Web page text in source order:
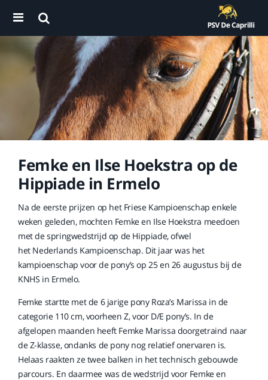
Femke en Ilse Hoekstra op de
Hippiade in Ermelo
Na de eerste prijzen op het Friese Kampioenschap enkele
weken geleden, mochten Femke en Ilse Hoekstra meedoen
met de springwedstrijd op de Hippiade, ofwel
het Nederlands Kampioenschap. Dit jaar was het
kampioenschap voor de pony’s op 25 en 26 augustus bij de
KNHS in Ermelo.
Femke startte met de 6 jarige pony Roza’s Marissa in de
categorie 110 cm, voorheen Z, voor D/E pony’s. In de
afgelopen maanden heeft Femke Marissa doorgetraind naar
de Z-klasse, ondanks de pony nog relatief onervaren is.
Helaas raakten ze twee balken in het technisch gebouwde
parcours. En daarmee was de wedstrijd voor Femke en